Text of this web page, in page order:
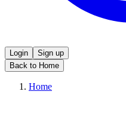
Login
Sign up
Back to Home
Home